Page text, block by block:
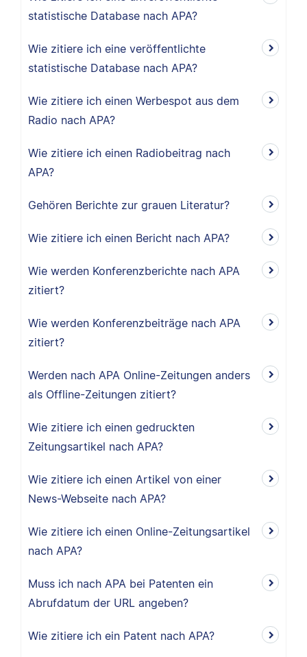
statistische Database nach APA?
Wie zitiere ich eine veröffentlichte
statistische Database nach APA?
Wie zitiere ich einen Werbespot aus dem
Radio nach APA?
Wie zitiere ich einen Radiobeitrag nach
APA?
Gehören Berichte zur grauen Literatur?
Wie zitiere ich einen Bericht nach APA?
Wie werden Konferenzberichte nach APA
zitiert?
Wie werden Konferenzbeiträge nach APA
zitiert?
Werden nach APA Online-Zeitungen anders
als Offline-Zeitungen zitiert?
Wie zitiere ich einen gedruckten
Zeitungsartikel nach APA?
Wie zitiere ich einen Artikel von einer
News-Webseite nach APA?
Wie zitiere ich einen Online-Zeitungsartikel
nach APA?
Muss ich nach APA bei Patenten ein
Abrufdatum der URL angeben?
Wie zitiere ich ein Patent nach APA?